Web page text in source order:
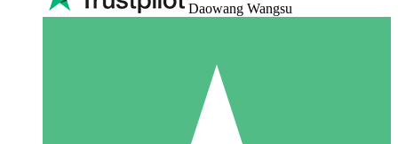
Daowang Wangsu